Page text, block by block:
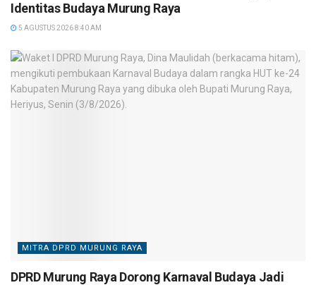
Identitas Budaya Murung Raya
5 AGUSTUS 2026 8:40 AM
MITRA DPRD MURUNG RAYA
DPRD Murung Raya Dorong Karnaval Budaya Jadi